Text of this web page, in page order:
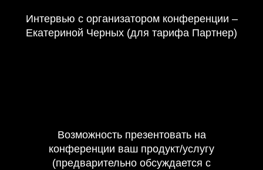
Интервью с организатором конференции –
Екатериной Черных (для тарифа Партнер)
Возможность презентовать на
конференции ваш продукт/услугу
(предварительно обсуждается с